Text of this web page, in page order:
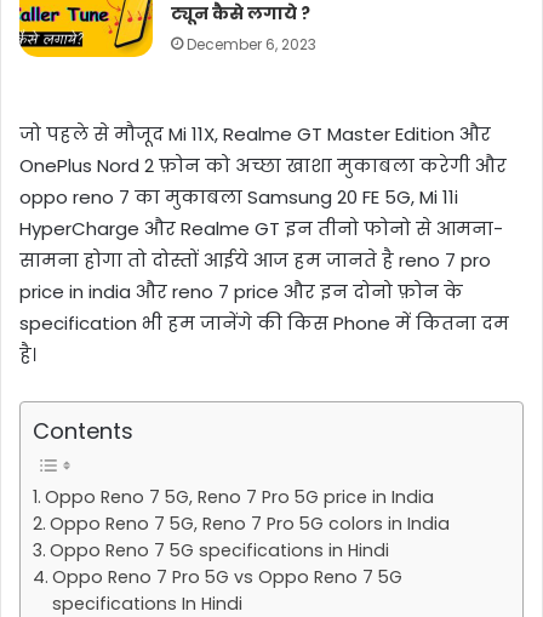
ट्यून कैसे लगाये ?
December 6, 2023
जो पहले से मौजूद Mi 11X, Realme GT Master Edition और
OnePlus Nord 2 फ़ोन को अच्छा खाशा मुकाबला करेगी और
oppo reno 7 का मुकाबला Samsung 20 FE 5G, Mi 11i
HyperCharge और Realme GT इन तीनो फोनो से आमना-
सामना होगा तो दोस्तों आईये आज हम जानते है reno 7 pro
price in india और reno 7 price और इन दोनो फ़ोन के
specification भी हम जानेंगे की किस Phone में कितना दम
है।
Contents
Oppo Reno 7 5G, Reno 7 Pro 5G price in India
Oppo Reno 7 5G, Reno 7 Pro 5G colors in India
Oppo Reno 7 5G specifications in Hindi
Oppo Reno 7 Pro 5G vs Oppo Reno 7 5G
specifications In Hindi